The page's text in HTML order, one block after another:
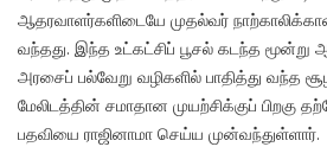
ஆதரவாளர்களிடையே முதல்வர்
வந்தது. இந்த உட்கட்சிப் பூசல் கடந்த மூன்று
அரசைப் பல்வேறு வழிகளில் பாதித்து வந்த
மேலிடத்தின் சமாதான முயற்சிக்குப் பிறகு
பதவியை ராஜினாமா செய்ய முன்வந்துள்ளார்.